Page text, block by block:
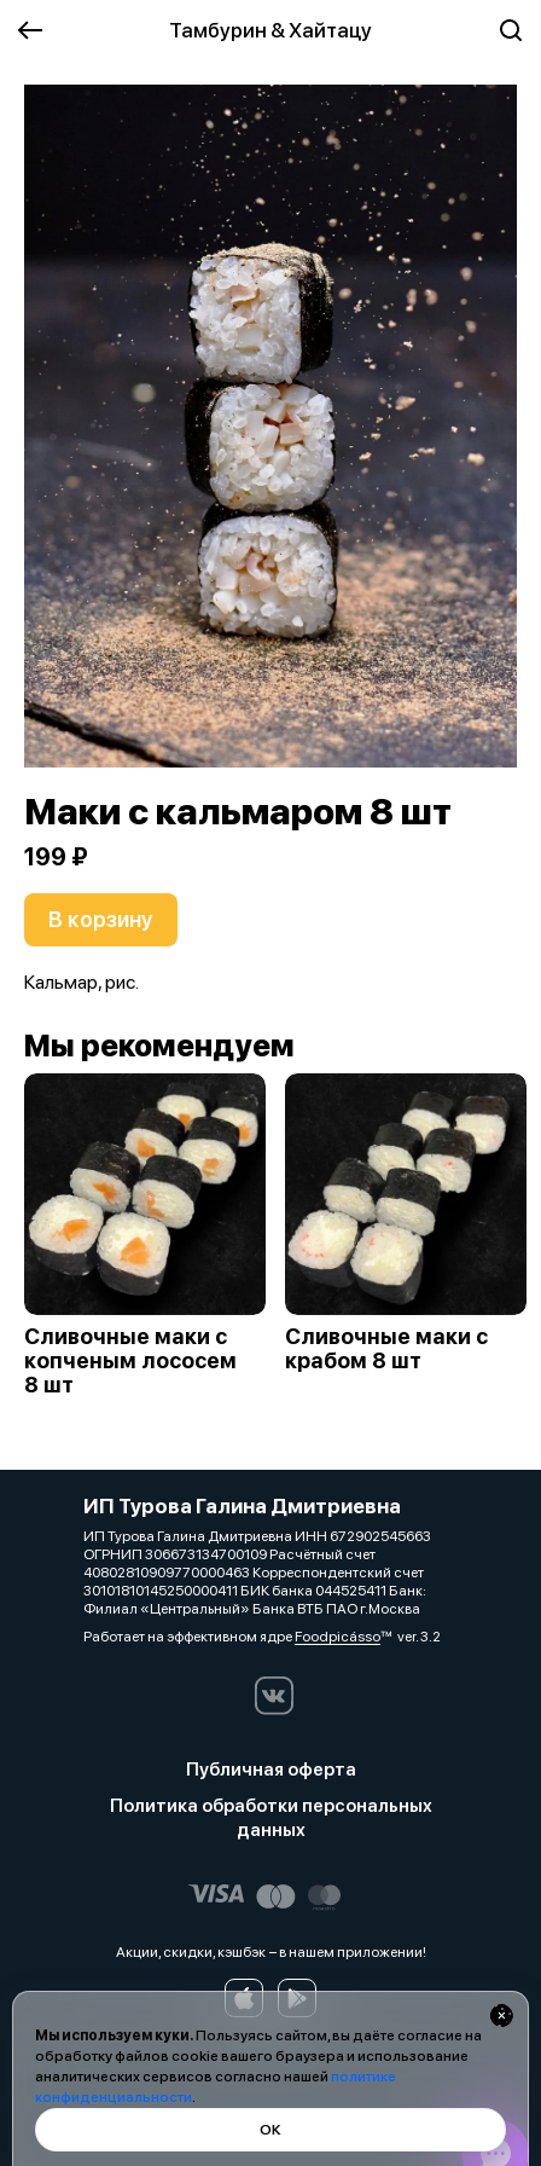
Тамбурин & Хайтацу
Мы используем куки.Пользуясь сайтом, вы даёте согласие на
обработку файлов cookie вашего браузера и использование
аналитических сервисов согласно нашей политике
конфиденциальности.
ОК
Маки с кальмаром 8 шт
199 ₽
В корзину
Кальмар, рис.
Мы рекомендуем
Сливочные маки с
копченым лососем
8 шт
Сливочные маки с
крабом 8 шт
ИП Турова Галина Дмитриевна
ИП Турова Галина Дмитриевна ИНН 672902545663
ОГРНИП 306673134700109 Расчётный счет
40802810909770000463 Корреспондентский счет
30101810145250000411 БИК банка 044525411 Банк:
Филиал «Центральный» Банка ВТБ ПАО г.Москва
Работает на эффективном ядреFoodpicássover. 3.2
Публичная оферта
Политика обработки персональных
данных
Акции, скидки, кэшбэк − в нашем приложении!